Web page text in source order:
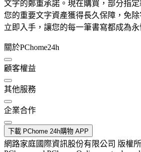
文字的鄭重承諾。現在購買，部分指
您的重要文字資產獲得長久保障，免
立即入手，讓您的每一筆書寫都成為永
關於PChome24h
顧客權益
其他服務
企業合作
下載 PChome 24h購物 APP
網路家庭國際資訊股份有限公司 版權